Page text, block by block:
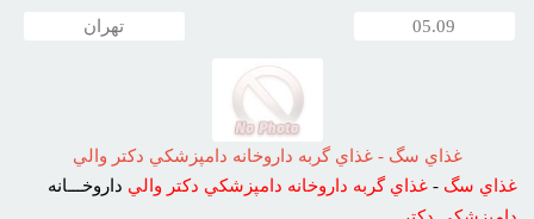
05.09 تهران
غذاي سگ - غذاي گربه داروخانه دامپزشکي دکتر والي
غذاي سگ -غذاي گربه داروخانه دامپزشکي دکتر والي داروخـــانه